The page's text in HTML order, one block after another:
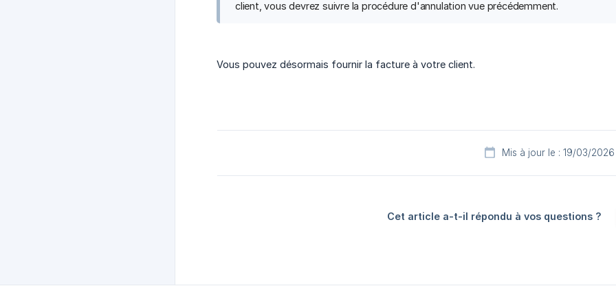
client, vous devrez suivre la procédure d'annulation vue précédemment.
Vous pouvez désormais fournir la facture à votre client.
Mis à jour le : 19/03/2026
Cet article a-t-il répondu à vos questions ?